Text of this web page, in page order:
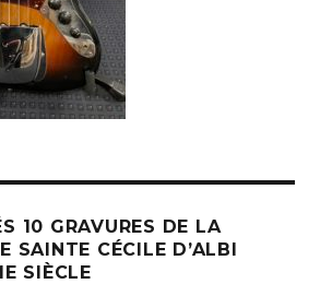
10 GRAVURES DE LA
SAINTE CÉCILE D’ALBI
SIÈCLE